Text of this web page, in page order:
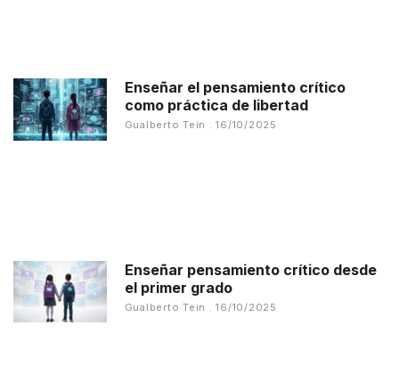
Enseñar el pensamiento crítico
como práctica de libertad
Gualberto Tein 16/10/2025
Enseñar pensamiento crítico desde
el primer grado
Gualberto Tein 16/10/2025